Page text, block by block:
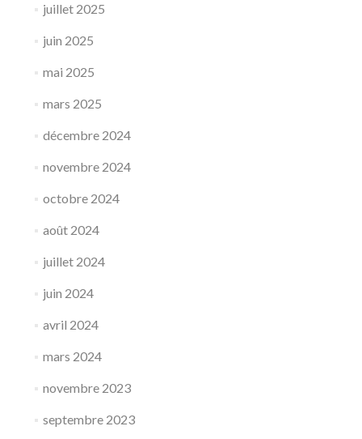
juillet 2025
juin 2025
mai 2025
mars 2025
décembre 2024
novembre 2024
octobre 2024
août 2024
juillet 2024
juin 2024
avril 2024
mars 2024
novembre 2023
septembre 2023